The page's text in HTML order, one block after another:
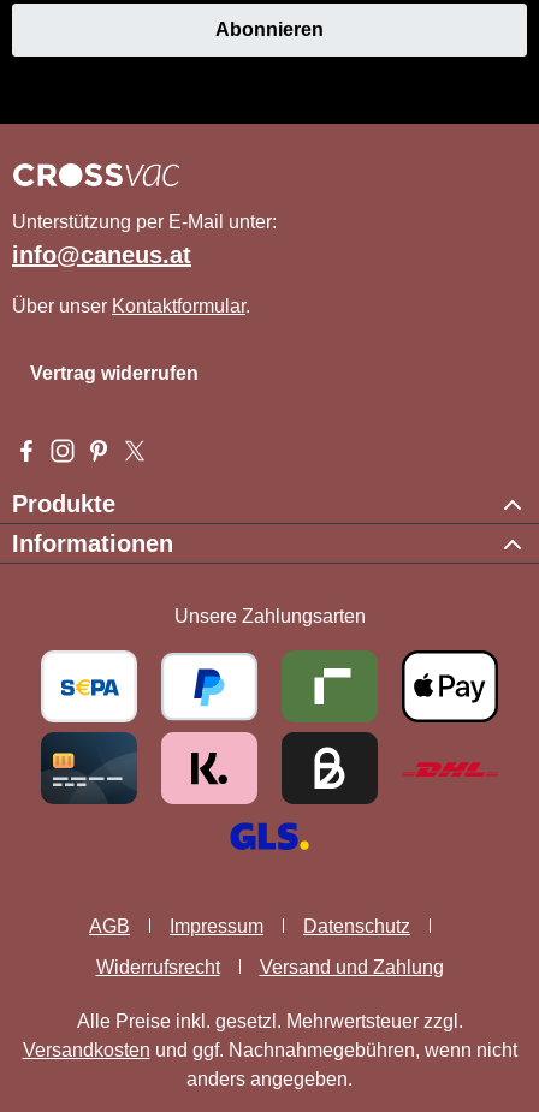
Abonnieren
Unterstützung per E-Mail unter:
info@caneus.at
Über unser Kontaktformular.
Vertrag widerrufen
Besuche uns auf Facebook – öffnet in neuem Tab (externer
Schau auf Instagram vorbei – öffnet in neuem Tab
Lass dich auf Pinterest inspirieren – öffnet in neuem
Folge uns auf X – öffnet in neuem Tab (externer
Produkte
Informationen
Unsere Zahlungsarten
AGB Impressum
Datenschutz
Widerrufsrecht
Versand und Zahlung
Alle Preise inkl. gesetzl. Mehrwertsteuer zzgl.
Versandkosten und ggf. Nachnahmegebühren, wenn nicht
anders angegeben.